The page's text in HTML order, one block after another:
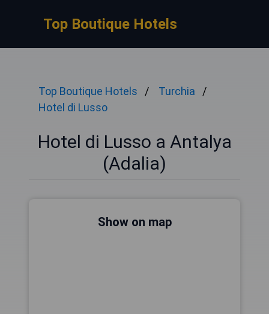
Top Boutique Hotels
Top Boutique Hotels
Turchia
Hotel di Lusso
Hotel di Lusso a Antalya
(Adalia)
Show on map